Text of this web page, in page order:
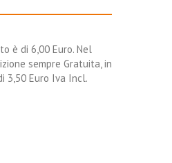
è di 6,00 Euro. Nel
sempre Gratuita, in
3,50 Euro Iva Incl.